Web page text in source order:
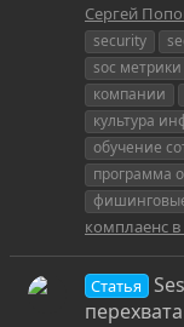
Сергей
security
soc метрики
компании
культура
обучение
программа
комплаенс
Статья